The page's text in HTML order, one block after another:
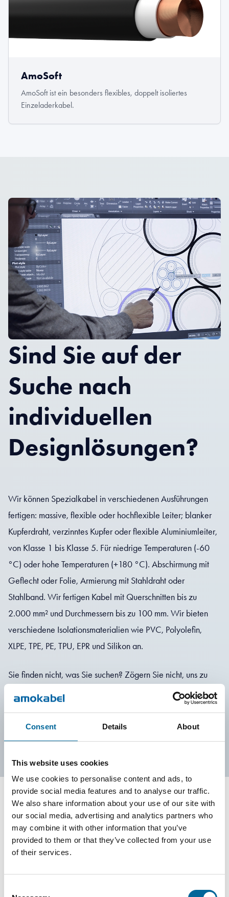
Consent Details About
This website uses cookies
We use cookies to personalise content and ads, to
provide social media features and to analyse our traffic.
We also share information about your use of our site with
our social media, advertising and analytics partners who
may combine it with other information that you’ve
provided to them or that they’ve collected from your use
of their services.
AmoSoft
AmoSoft ist ein besonders flexibles, doppelt isoliertes
Einzeladerkabel.
Sind Sie auf der
Suche nach
individuellen
Designlösungen?
Wir können Spezialkabel in verschiedenen Ausführungen
fertigen: massive, flexible oder hochflexible Leiter; blanker
Kupferdraht, verzinntes Kupfer oder flexible Aluminiumleiter,
von Klasse 1 bis Klasse 5. Für niedrige Temperaturen (-60
°C) oder hohe Temperaturen (+180 °C). Abschirmung mit
Geflecht oder Folie, Armierung mit Stahldraht oder
Stahlband. Wir fertigen Kabel mit Querschnitten bis zu
2.000 mm² und Durchmessern bis zu 100 mm. Wir bieten
verschiedene Isolationsmaterialien wie PVC, Polyolefin,
XLPE, TPE, PE, TPU, EPR und Silikon an.
Sie finden nicht, was Sie suchen? Zögern Sie nicht, uns zu
Kontaktieren Sie uns
Kontaktieren Sie unsere
Spezialisten